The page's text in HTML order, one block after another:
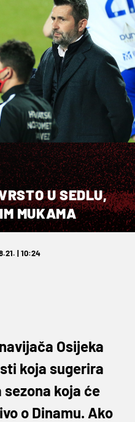
U SEDLU,
MUKAMA
| 10:24
Osijeka
koja sugerira
sezona koja će
o Dinamu. Ako